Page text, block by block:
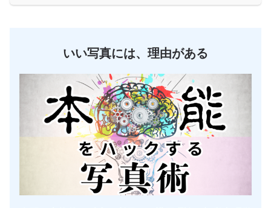
いい写真には、理由がある